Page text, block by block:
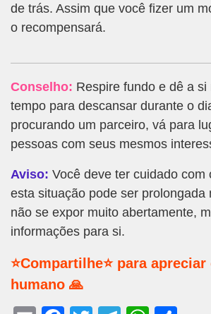
de trás. Assim que você fizer um
o recompensará.
Conselho: Respire fundo e dê a si
tempo para descansar durante o
procurando um parceiro, vá para
pessoas com seus mesmos
Aviso: Você deve ter cuidado com
esta situação pode ser prolongada
não se expor muito abertamente,
informações para si.
⭐Compartilhe⭐ para
humano 🙏